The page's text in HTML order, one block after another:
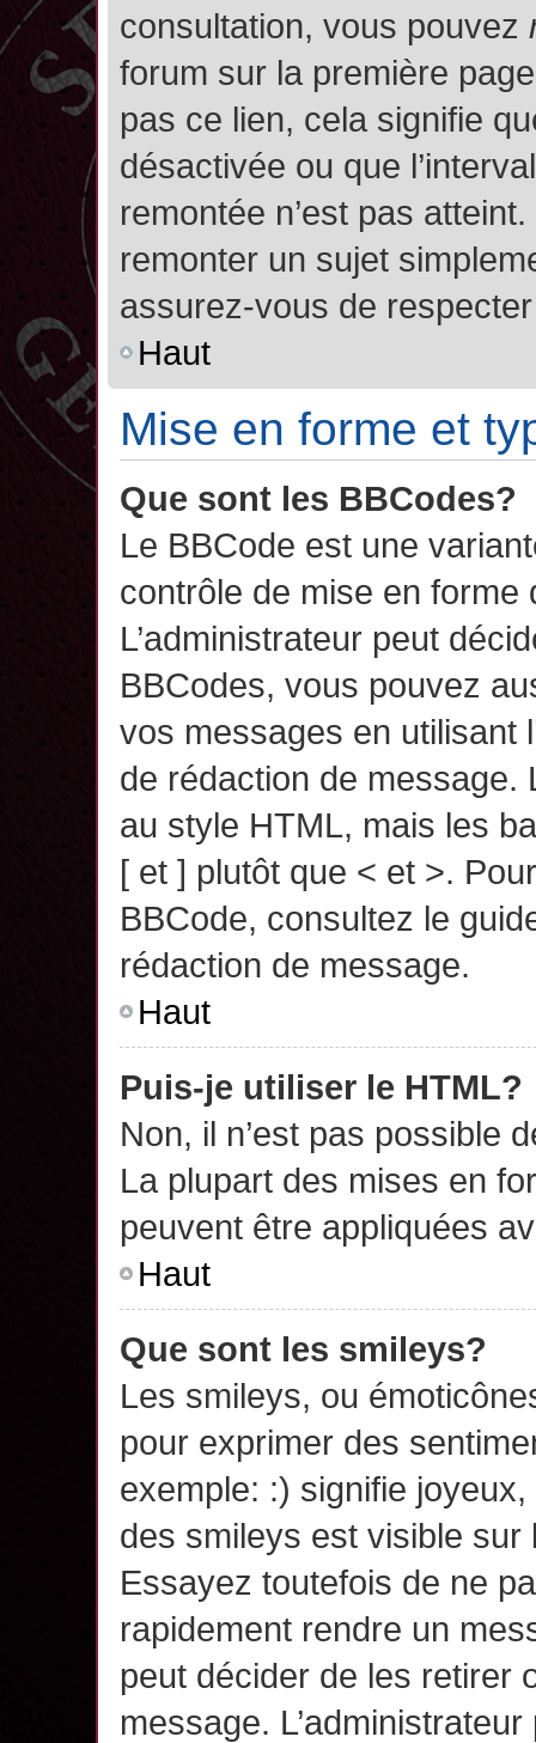
consultation, vous pouvez
forum sur la première
pas ce lien, cela signifie
désactivée ou que
remontée n’est pas
remonter un sujet
assurez-vous de
Haut
Mise en forme et
Que sont les BBCodes?
Le BBCode est une
contrôle de mise en forme
L’administrateur peut
BBCodes, vous pouvez
vos messages en utilisant
de rédaction de message.
au style HTML, mais les
[ et ] plutôt que < et >.
BBCode, consultez le
rédaction de message.
Haut
Puis-je utiliser le HTML?
Non, il n’est pas possible
La plupart des mises en
peuvent être appliquées
Haut
Que sont les smileys?
Les smileys, ou
pour exprimer des
exemple: :) signifie
des smileys est visible
Essayez toutefois de ne
rapidement rendre un
peut décider de les retirer
message.